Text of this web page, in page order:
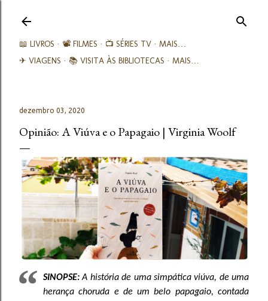
📖 LIVROS 📽️ FILMES 📺 SÉRIES TV
MAIS…
✈ VIAGENS
📚︎ VISITA ÀS BIBLIOTECAS MAIS…
dezembro 03, 2020
Opinião: A Viúva e o Papagaio | Virginia Woolf
SINOPSE:A história de uma simpática viúva, de uma
herança choruda e de um belo papagaio, contada